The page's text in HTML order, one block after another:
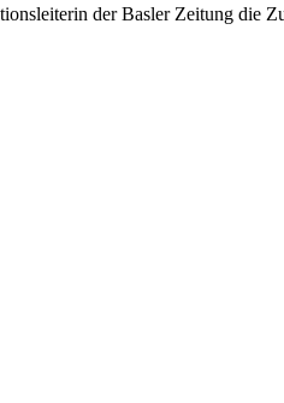
der Basler Zeitung die